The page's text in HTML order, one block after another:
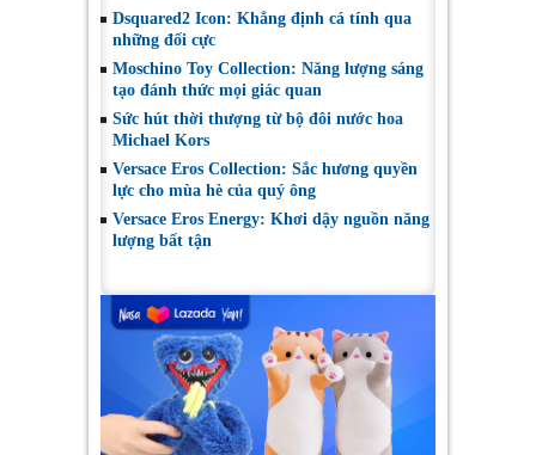
Dsquared2 Icon: Khẳng định cá tính qua
những đối cực
Moschino Toy Collection: Năng lượng sáng
tạo đánh thức mọi giác quan
Sức hút thời thượng từ bộ đôi nước hoa
Michael Kors
Versace Eros Collection: Sắc hương quyền
lực cho mùa hè của quý ông
Versace Eros Energy: Khơi dậy nguồn năng
lượng bất tận